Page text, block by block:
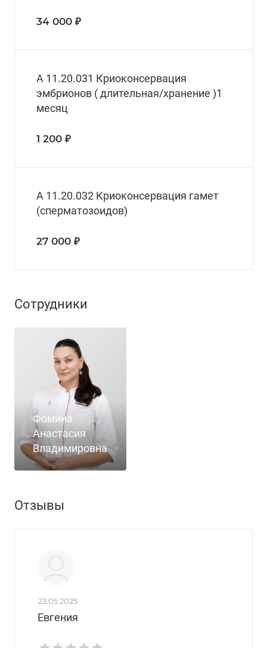
34 000 ₽
А 11.20.031 Криоконсервация
эмбрионов ( длительная/хранение )1
месяц
1 200 ₽
А 11.20.032 Криоконсервация гамет
(сперматозоидов)
27 000 ₽
Сотрудники
Фомина
Анастасия
Владимировна
Отзывы
23.05.2025
Евгения